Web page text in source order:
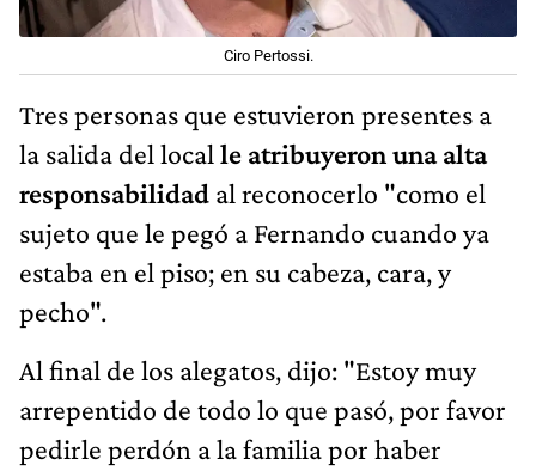
Ciro Pertossi.
Tres personas que estuvieron presentes a
la salida del localle atribuyeron una alta
responsabilidad al reconocerlo "como el
sujeto que le pegó a Fernando cuando ya
estaba en el piso; en su cabeza, cara, y
pecho".
Al final de los alegatos, dijo: "Estoy muy
arrepentido de todo lo que pasó, por favor
pedirle perdón a la familia por haber